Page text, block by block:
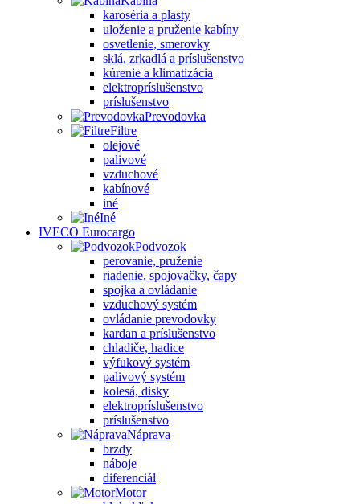
karoséria a plasty
uloženie a pruženie kabíny
osvetlenie, smerovky
sklá, zrkadlá a príslušenstvo
kúrenie a klimatizácia
elektropríslušenstvo
príslušenstvo
Prevodovka
Filtre
olejové
palivové
vzduchové
kabínové
iné
Iné
IVECO Eurocargo
Podvozok
perovanie, pruženie
riadenie, spojovačky, čapy
spojka a ovládanie
vzduchový systém
ovládanie prevodovky
kardan a príslušenstvo
chladiče, hadice
výfukový systém
palivový systém
kolesá, disky
elektropríslušenstvo
príslušenstvo
Náprava
brzdy
náboje
diferenciál
Motor